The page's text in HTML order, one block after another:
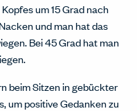
um 15 Grad nach
und man hat das
Bei 45 Grad hat man
beim Sitzen in gebückter
um positive Gedanken zu